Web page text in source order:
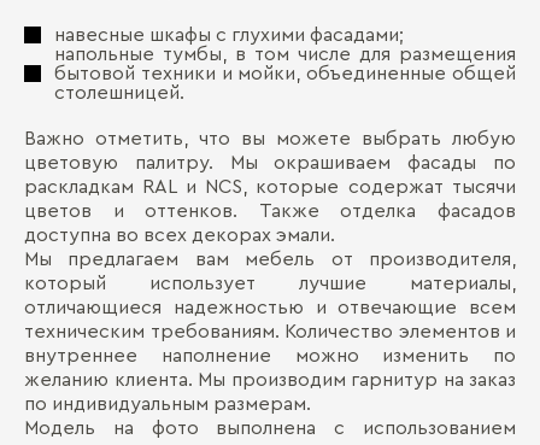
навесные шкафы с глухими фасадами;
напольные тумбы, в том числе для размещения
бытовой техники и мойки, объединенные общей
столешницей.
Важно отметить, что вы можете выбрать любую
цветовую палитру. Мы окрашиваем фасады по
раскладкам RAL и NCS, которые содержат тысячи
цветов и оттенков. Также отделка фасадов
доступна во всех декорах эмали.
Мы предлагаем вам мебель от производителя,
который использует лучшие материалы,
отличающиеся надежностью и отвечающие всем
техническим требованиям. Количество элементов и
внутреннее наполнение можно изменить по
желанию клиента. Мы производим гарнитур на заказ
по индивидуальным размерам.
Модель на фото выполнена с использованием